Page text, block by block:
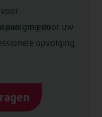
door uw
opvolging
aan om een